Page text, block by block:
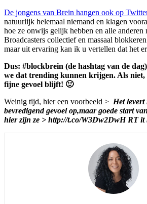
De jongens van Brein hangen ook op
natuurlijk helemaal niemand en klagen
hoe ze onwijs gelijk hebben en alle anderen
Broadcasters collectief en massaal
maar uit ervaring kan ik u vertellen dat het
Dus: #blockbrein (de hashtag van de
we dat trending kunnen krijgen. Als niet,
fijne gevoel blijft! 🙂
Weinig tijd, hier een voorbeeld > Het levert
bevredigend gevoel op,maar goede start
hier zijn ze > http://t.co/W3Dw2DwH RT it